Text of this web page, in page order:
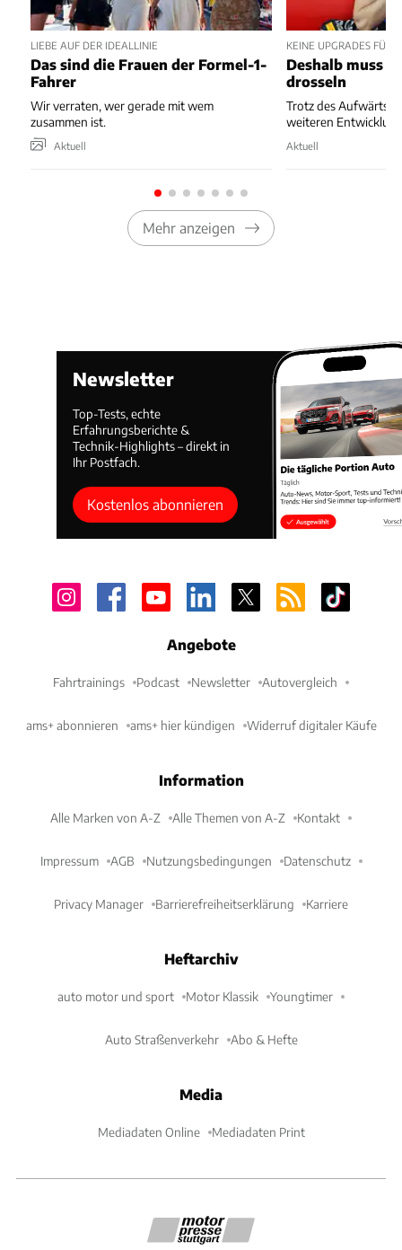
LIEBE AUF DER IDEALLINIE
Das sind die Frauen der Formel-1-
Fahrer
Wir verraten, wer gerade mit wem
zusammen ist.
Aktuell
KEINE UPGRADES FÜR
Deshalb muss
drosseln
Trotz des
weiteren
Aktuell
Mehr anzeigen
Newsletter
Top-Tests, echte
Erfahrungsberichte &
Technik-Highlights – direkt in
Ihr Postfach.
Kostenlos abonnieren
Angebote
Fahrtrainings Podcast Newsletter Autovergleich
ams+ abonnieren ams+ hier kündigen Widerruf digitaler Käufe
Information
Alle Marken von A-Z Alle Themen von A-Z Kontakt
Impressum AGB Nutzungsbedingungen Datenschutz
Privacy Manager Barrierefreiheitserklärung Karriere
Heftarchiv
auto motor und sport Motor Klassik Youngtimer
Auto Straßenverkehr Abo & Hefte
Media
Mediadaten Online Mediadaten Print